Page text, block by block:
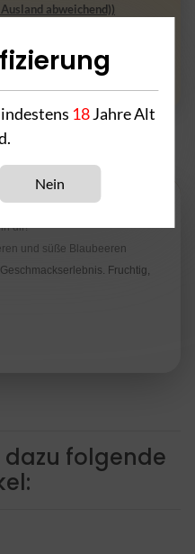
Ausland abweichend))
Frage zum Artikel
dir!
und süße Blaubeeren
Fruchtig,
folgende
18Jahre Alt
Nein